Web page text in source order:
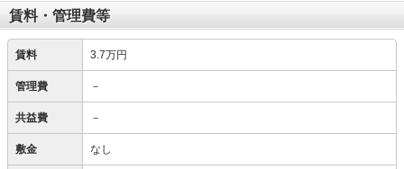
賃料・管理費等
賃料 3.7万円
管理費 －
共益費 －
敷金 なし